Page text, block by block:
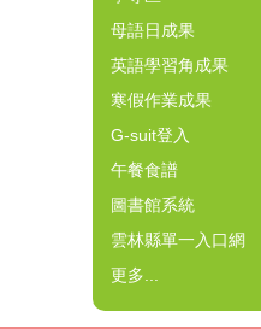
母語日成果
英語學習角成果
寒假作業成果
G-suit登入
午餐食譜
圖書館系統
雲林縣單一入口網
更多...